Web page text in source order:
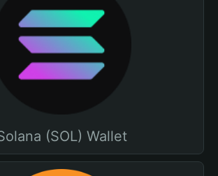
(SOL) Wallet